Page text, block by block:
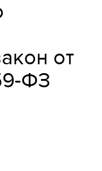
от
ФЗ